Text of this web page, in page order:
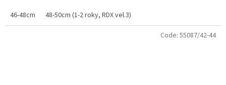
46-48cm
48-50cm (1-2 roky, RDX vel.3)
Code: 55087/42-44